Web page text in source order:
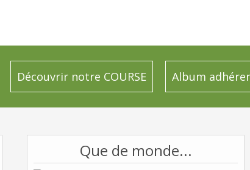
Découvrir notre COURSE Album
Que de monde...